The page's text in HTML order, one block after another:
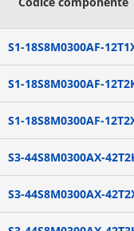
S1-18S8M0300AF-
S1-18S8M0300AF-
S1-18S8M0300AF-
S3-44S8M0300AX-
S3-44S8M0300AX-